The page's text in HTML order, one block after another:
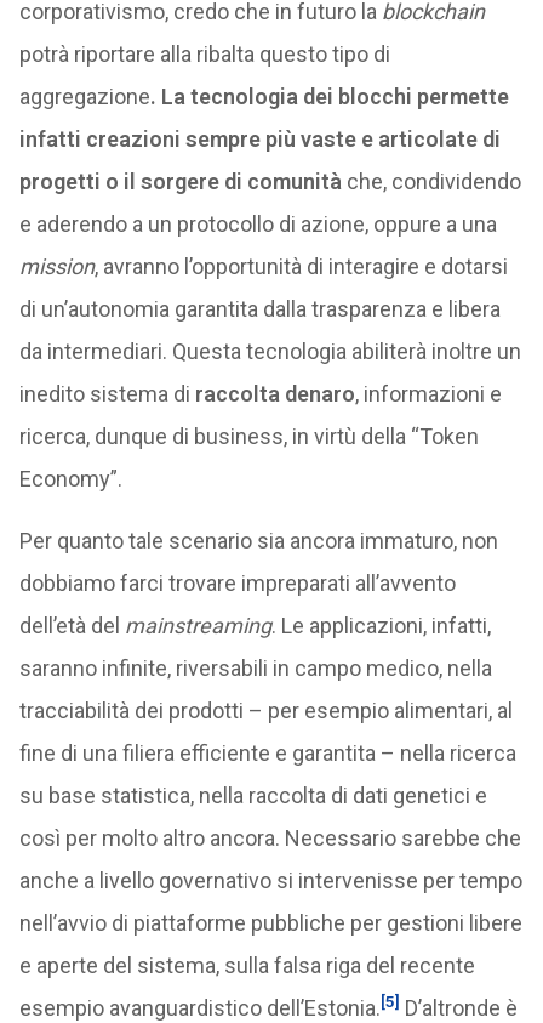
corporativismo, credo che in futuro la blockchain
potrà riportare alla ribalta questo tipo di
aggregazione. La tecnologia dei blocchi permette
infatti creazioni sempre più vaste e articolate di
progetti o il sorgere di comunità che, condividendo
e aderendo a un protocollo di azione, oppure a una
mission, avranno l’opportunità di interagire e dotarsi
di un’autonomia garantita dalla trasparenza e libera
da intermediari. Questa tecnologia abiliterà inoltre un
inedito sistema di raccolta denaro, informazioni e
ricerca, dunque di business, in virtù della “Token
Economy”.
Per quanto tale scenario sia ancora immaturo, non
dobbiamo farci trovare impreparati all’avvento
dell’età del mainstreaming. Le applicazioni, infatti,
saranno infinite, riversabili in campo medico, nella
tracciabilità dei prodotti – per esempio alimentari, al
fine di una filiera efficiente e garantita – nella ricerca
su base statistica, nella raccolta di dati genetici e
così per molto altro ancora. Necessario sarebbe che
anche a livello governativo si intervenisse per tempo
nell’avvio di piattaforme pubbliche per gestioni libere
e aperte del sistema, sulla falsa riga del recente
esempio avanguardistico dell’Estonia.[5] D’altronde è